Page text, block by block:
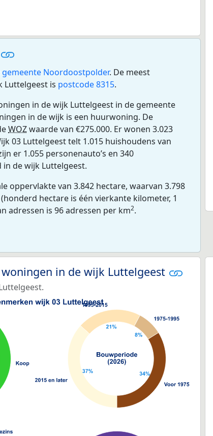
gemeente Noordoostpolder. De meest
Luttelgeest is postcode 8315.
in de wijk Luttelgeest in de gemeente
in de wijk is een huurwoning. De
WOZwaarde van €275.000. Er wonen 3.023
03 Luttelgeest telt 1.015 huishoudens van
er 1.055 personenauto’s en 340
de wijk Luttelgeest.
oppervlakte van 3.842 hectare, waarvan 3.798
hectare is één vierkante kilometer, 1
adressen is 96 adressen per km2.
in de wijk Luttelgeest